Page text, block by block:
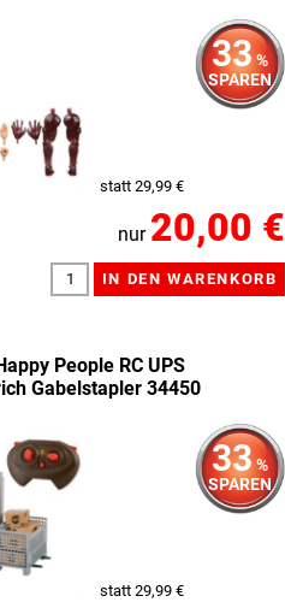
33 %
SPAREN
statt 29,99 €
nur 20,00 €
People RC UPS
Gabelstapler 34450
33 %
SPAREN
statt 29,99 €